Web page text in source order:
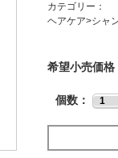
カテゴリー：
ヘアケア>シャ
希望小売
個数：